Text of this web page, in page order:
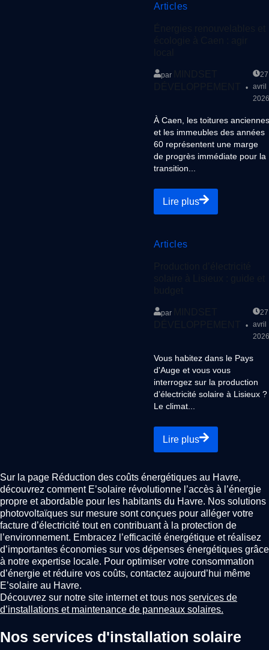
Articles
par
27
avril
2026
À Caen, les toitures anciennes
et les immeubles des années
60 représentent une marge
de progrès immédiate pour la
transition...
Lire plus
Articles
par
27
avril
2026
Vous habitez dans le Pays
d'Auge et vous vous
interrogez sur la production
d’électricité solaire à Lisieux ?
Le climat...
Lire plus
Sur la page Réduction des coûts énergétiques au Havre,
découvrez comment E’solaire révolutionne l’accès à l’énergie
propre et abordable pour les habitants du Havre. Nos solutions
photovoltaïques sur mesure sont conçues pour alléger votre
facture d’électricité tout en contribuant à la protection de
l’environnement. Embracez l’efficacité énergétique et réalisez
d’importantes économies sur vos dépenses énergétiques grâce
à notre expertise locale. Pour optimiser votre consommation
d’énergie et réduire vos coûts, contactez aujourd’hui même
E’solaire au Havre.
Découvrez sur notre site internet et tous nos services de
d’installations et maintenance de panneaux solaires.
Nos services d'installation solaire